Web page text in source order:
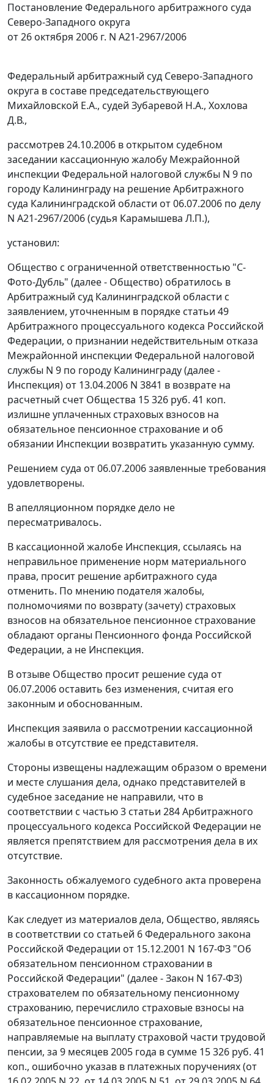
Постановление Федерального арбитражного суда
Северо-Западного округа
от 26 октября 2006 г. N А21-2967/2006
Федеральный арбитражный суд Северо-Западного
округа в составе председательствующего
Михайловской Е.А., судей Зубаревой Н.А., Хохлова
Д.В.,
рассмотрев 24.10.2006 в открытом судебном
заседании кассационную жалобу Межрайонной
инспекции Федеральной налоговой службы N 9 по
городу Калининграду на решение Арбитражного
суда Калининградской области от 06.07.2006 по делу
N А21-2967/2006 (судья Карамышева Л.П.),
установил:
Общество с ограниченной ответственностью "С-
Фото-Дубль" (далее - Общество) обратилось в
Арбитражный суд Калининградской области с
заявлением, уточненным в порядке статьи 49
Арбитражного процессуального кодекса Российской
Федерации, о признании недействительным отказа
Межрайонной инспекции Федеральной налоговой
службы N 9 по городу Калининграду (далее -
Инспекция) от 13.04.2006 N 3841 в возврате на
расчетный счет Общества 15 326 руб. 41 коп.
излишне уплаченных страховых взносов на
обязательное пенсионное страхование и об
обязании Инспекции возвратить указанную сумму.
Решением суда от 06.07.2006 заявленные требования
удовлетворены.
В апелляционном порядке дело не
пересматривалось.
В кассационной жалобе Инспекция, ссылаясь на
неправильное применение норм материального
права, просит решение арбитражного суда
отменить. По мнению подателя жалобы,
полномочиями по возврату (зачету) страховых
взносов на обязательное пенсионное страхование
обладают органы Пенсионного фонда Российской
Федерации, а не Инспекция.
В отзыве Общество просит решение суда от
06.07.2006 оставить без изменения, считая его
законным и обоснованным.
Инспекция заявила о рассмотрении кассационной
жалобы в отсутствие ее представителя.
Стороны извещены надлежащим образом о времени
и месте слушания дела, однако представителей в
судебное заседание не направили, что в
соответствии с частью 3 статьи 284Арбитражного
процессуального кодекса Российской Федерации не
является препятствием для рассмотрения дела в их
отсутствие.
Законность обжалуемого судебного акта проверена
в кассационном порядке.
Как следует из материалов дела, Общество, являясь
в соответствии со статьей 6Федерального закона
Российской Федерации от 15.12.2001 N 167-ФЗ "Об
обязательном пенсионном страховании в
Российской Федерации" (далее - Закон N 167-ФЗ)
страхователем по обязательному пенсионному
страхованию, перечислило страховые взносы на
обязательное пенсионное страхование,
направляемые на выплату страховой части трудовой
пенсии, за 9 месяцев 2005 года в сумме 15 326 руб. 41
коп., ошибочно указав в платежных поручениях (от